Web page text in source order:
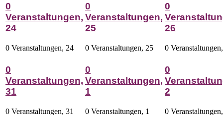
0
Veranstaltungen,
24
0 Veranstaltungen, 24
0
Veranstaltungen,
25
0 Veranstaltungen, 25
0
26
0
0
Veranstaltungen,
31
0 Veranstaltungen, 31
0
Veranstaltungen,
1
0 Veranstaltungen, 1
0
2
0